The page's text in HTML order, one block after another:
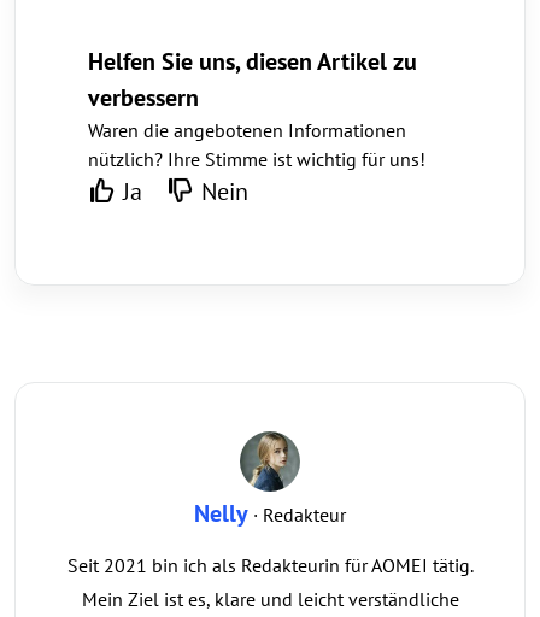
Helfen Sie uns, diesen Artikel zu
verbessern
Waren die angebotenen Informationen
nützlich? Ihre Stimme ist wichtig für uns!
Ja Nein
Nelly · Redakteur
Seit 2021 bin ich als Redakteurin für AOMEI tätig.
Mein Ziel ist es, klare und leicht verständliche